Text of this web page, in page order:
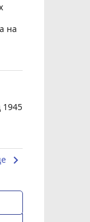
на
1945
keyboard_arrow_right